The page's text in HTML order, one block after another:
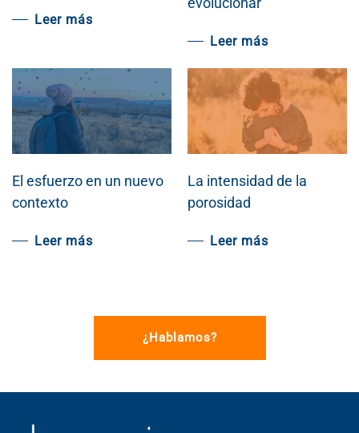
Leer más
Leer más
El esfuerzo en un nuevo
contexto
Leer más
La intensidad de la
porosidad
Leer más
¿Hablamos?